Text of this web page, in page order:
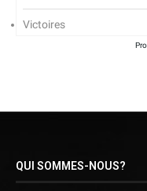
Victoires
QUI SOMMES-NOUS?